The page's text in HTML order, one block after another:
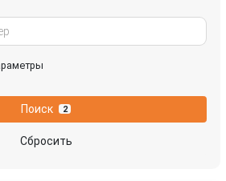
Поиск 2
Сбросить